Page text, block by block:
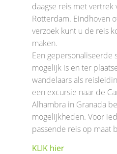
daagse reis met vertrek
Rotterdam. Eindhoven
verzoek kunt u de reis
maken.
Een gepersonaliseerde
mogelijk is en ter
wandelaars als
een excursie naar de
Alhambra in Granada
mogelijkheden. Voor
passende reis op maat
KLIK hier